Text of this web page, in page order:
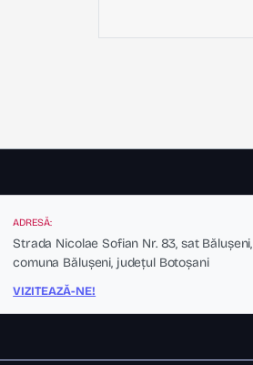
ADRESĂ:
Strada Nicolae Sofian Nr. 83, sat Bălușeni,
comuna Bălușeni, județul Botoșani
VIZITEAZĂ-NE!